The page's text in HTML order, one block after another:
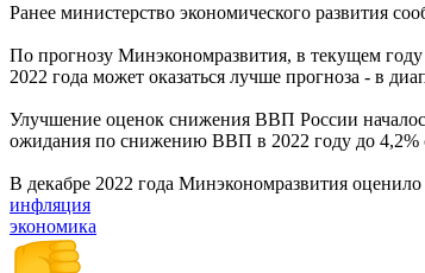
Ранее министерство экономического развития
По прогнозу Минэкономразвития, в текущем
2022 года может оказаться лучше прогноза - в
Улучшение оценок снижения ВВП России
ожидания по снижению ВВП в 2022 году до 4,2%
В декабре 2022 года Минэкономразвития
инфляция
экономика